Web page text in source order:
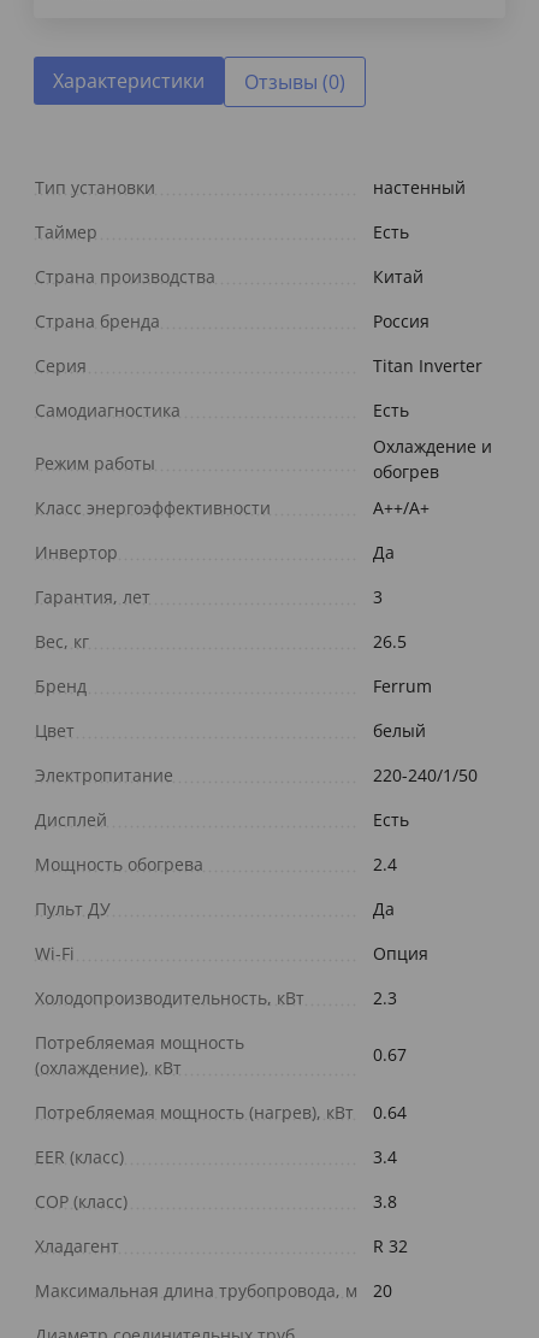
Характеристики Отзывы (0)
Тип установки
настенный
Таймер
Есть
Страна производства
Китай
Страна бренда
Россия
Серия
Titan Inverter
Самодиагностика
Есть
Режим работы
Охлаждение и
обогрев
Класс энергоэффективности
А++/A+
Инвертор
Да
Гарантия, лет
3
Вес, кг
26.5
Бренд
Ferrum
Цвет
белый
Электропитание
220-240/1/50
Дисплей
Есть
Мощность обогрева
2.4
Пульт ДУ
Да
Wi-Fi
Опция
Холодопроизводительность, кВт
2.3
Потребляемая мощность
(охлаждение), кВт
0.67
Потребляемая мощность (нагрев), кВт
0.64
EER (класс)
3.4
COP (класс)
3.8
Хладагент
R 32
Максимальная длина трубопровода, м
20